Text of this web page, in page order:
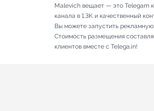
Malevich вещает — это Telegam
канала в 1.3K и качественный
Вы можете запустить
Стоимость размещения
клиентов вместе с Telega.in!